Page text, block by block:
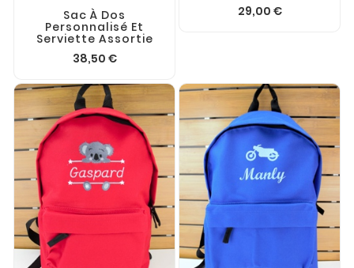
Sac À Dos
Personnalisé Et
Serviette Assortie
38,50 €
29,00 €